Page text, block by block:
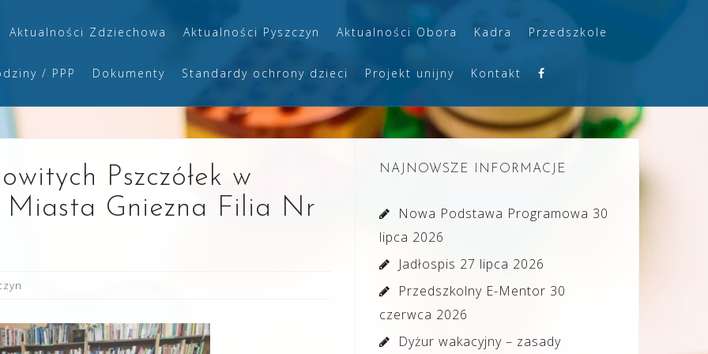
Aktualności Zdziechowa Aktualności Pyszczyn Aktualności Obora Kadra Przedszkole
/ PPP Dokumenty Standardy ochrony dzieci Projekt unijny Kontakt
Pszczółek w
Miasta Gniezna Filia Nr
NAJNOWSZE INFORMACJE
Nowa Podstawa Programowa 30
lipca 2026
Jadłospis 27 lipca 2026
Przedszkolny E-Mentor 30
czerwca 2026
Dyżur wakacyjny – zasady